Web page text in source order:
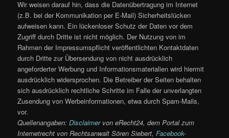
Wir weisen darauf hin, dass die Datenübertragung im Internet
(z.B. bei der Kommunikation per E-Mail) Sicherheitslücken
aufweisen kann. Ein lückenloser Schutz der Daten vor dem
Zugriff durch Dritte ist nicht möglich. Der Nutzung von im
Rahmen der Impressumspflicht veröffentlichten Kontaktdaten
durch Dritte zur Übersendung von nicht ausdrücklich
angeforderter Werbung und Informationsmaterialien wird hiermit
ausdrücklich widersprochen. Die Betreiber der Seiten behalten
sich ausdrücklich rechtliche Schritte im Falle der unverlangten
Zusendung von Werbeinformationen, etwa durch Spam-Mails,
vor.
Quellenangaben:Disclaimervon eRecht24, dem Portal zum
Internetrecht von Rechtsanwalt Sören Siebert,Facebook-